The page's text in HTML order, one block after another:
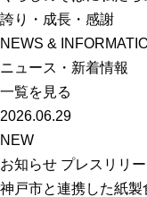
誇り・成長・感謝
NEWS &
ニュース・新着情報
一覧を見る
2026.06.29
NEW
お知らせ プレスリリ
神戸市と連携した紙